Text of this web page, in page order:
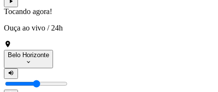
Tocando agora!
Ouça ao vivo / 24h
Belo Horizonte